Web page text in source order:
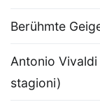
Berühmte
Antonio
stagioni)